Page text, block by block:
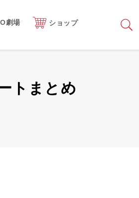
劇場 ショップ
トまとめ